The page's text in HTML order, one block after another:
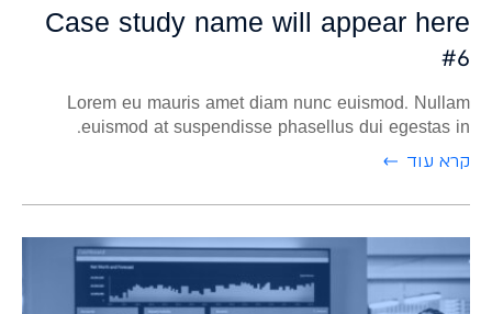
Case study name will appear here
#6
Lorem eu mauris amet diam nunc euismod. Nullam
euismod at suspendisse phasellus dui egestas in.
קרא עוד